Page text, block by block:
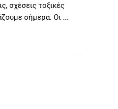
σχέσεις τοξικές
σήμερα. Οι